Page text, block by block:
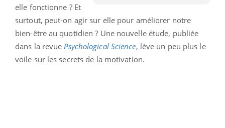
elle fonctionne ? Et
surtout, peut-on agir sur elle pour améliorer notre
bien-être au quotidien ? Une nouvelle étude, publiée
dans la revuePsychological Science, lève un peu plus le
voile sur les secrets de la motivation.